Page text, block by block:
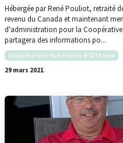
Hébergée par René Pouliot, retraité
revenu du Canada et maintenant
d'administration pour la
partagera des informations po...
Coopérative funéraire d'Ottawa
29 mars 2021